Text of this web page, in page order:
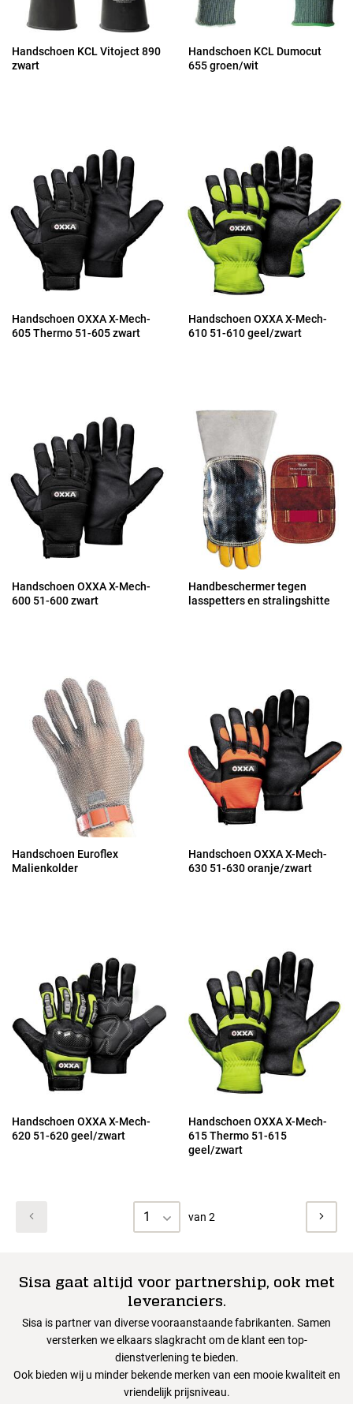
Handschoen KCL Vitoject 890
zwart
Handschoen KCL Dumocut
655 groen/wit
Handschoen OXXA X-Mech-
605 Thermo 51-605 zwart
Handschoen OXXA X-Mech-
610 51-610 geel/zwart
Handschoen OXXA X-Mech-
600 51-600 zwart
Handbeschermer tegen
lasspetters en stralingshitte
Handschoen Euroflex
Malienkolder
Handschoen OXXA X-Mech-
630 51-630 oranje/zwart
Handschoen OXXA X-Mech-
620 51-620 geel/zwart
Handschoen OXXA X-Mech-
615 Thermo 51-615
geel/zwart
1 van 2
Sisa gaat altijd voor partnership, ook met
leveranciers.
Sisa is partner van diverse vooraanstaande fabrikanten. Samen
versterken we elkaars slagkracht om de klant een top-
dienstverlening te bieden.
Ook bieden wij u minder bekende merken van een mooie kwaliteit en
vriendelijk prijsniveau.